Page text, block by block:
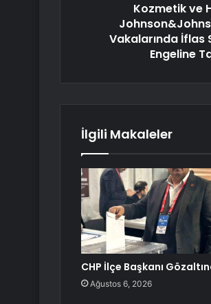
Kozmetik ve
Vakalarında İflas
Engeline
İlgili Makaleler
CHP İlçe Başkanı
Ağustos 6, 2026